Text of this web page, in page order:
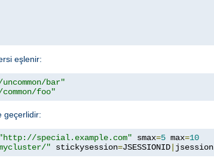
eşlenir:
bar"
foo"
geçerlidir:
"http://special.example.com" smax=5 max=10
" stickysession=JSESSIONID